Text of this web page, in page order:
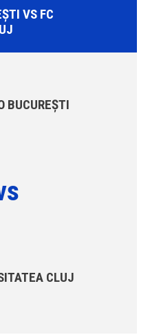
VS FC
BUCUREȘTI
CLUJ